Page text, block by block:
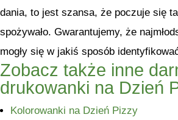
dania, to jest szansa, że poczuje się
spożywało. Gwarantujemy, że
mogły się w jakiś sposób
Zobacz także inne
drukowanki na Dzień
Kolorowanki na Dzień Pizzy